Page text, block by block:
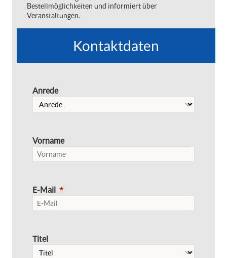
Bestellmöglichkeiten und informiert über
Veranstaltungen.
Kontaktdaten
Anrede
Vorname
E-Mail
Titel